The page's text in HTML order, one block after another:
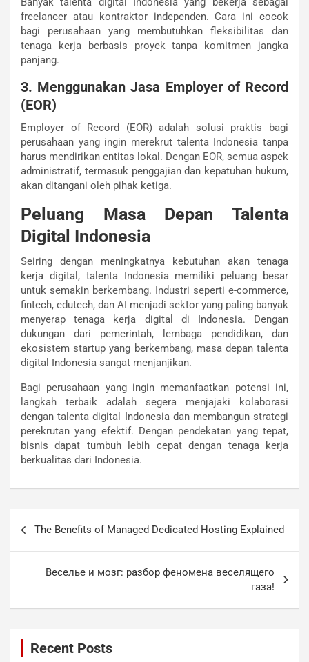
freelancer atau kontraktor independen. Cara ini cocok
bagi perusahaan yang membutuhkan fleksibilitas dan
tenaga kerja berbasis proyek tanpa komitmen jangka
panjang.
3. Menggunakan Jasa Employer of Record
(EOR)
Employer of Record (EOR) adalah solusi praktis bagi
perusahaan yang ingin merekrut talenta Indonesia tanpa
harus mendirikan entitas lokal. Dengan EOR, semua aspek
administratif, termasuk penggajian dan kepatuhan hukum,
akan ditangani oleh pihak ketiga.
Peluang Masa Depan Talenta
Digital Indonesia
Seiring dengan meningkatnya kebutuhan akan tenaga
kerja digital, talenta Indonesia memiliki peluang besar
untuk semakin berkembang. Industri seperti e-commerce,
fintech, edutech, dan AI menjadi sektor yang paling banyak
menyerap tenaga kerja digital di Indonesia. Dengan
dukungan dari pemerintah, lembaga pendidikan, dan
ekosistem startup yang berkembang, masa depan talenta
digital Indonesia sangat menjanjikan.
Bagi perusahaan yang ingin memanfaatkan potensi ini,
langkah terbaik adalah segera menjajaki kolaborasi
dengan talenta digital Indonesia dan membangun strategi
perekrutan yang efektif. Dengan pendekatan yang tepat,
bisnis dapat tumbuh lebih cepat dengan tenaga kerja
berkualitas dari Indonesia.
The Benefits of Managed Dedicated Hosting Explained
Веселье и мозг: разбор феномена веселящего
газа!
Recent Posts